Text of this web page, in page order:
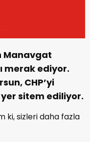
Manavgat
merak ediyor.
CHP’yi
sitem ediliyor.
ki, sizleri daha fazla